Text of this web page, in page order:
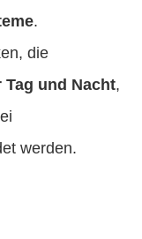
.
die
und Nacht,
werden.